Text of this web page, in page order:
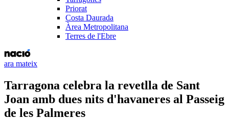
Priorat
Costa Daurada
Àrea Metropolitana
Terres de l'Ebre
ara mateix
Tarragona celebra la revetlla de Sant
Joan amb dues nits d'havaneres al Passeig
de les Palmeres